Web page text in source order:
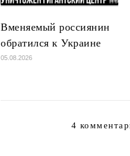
Вменяемый россиянин
обратился к Украине
05.08.2026
4